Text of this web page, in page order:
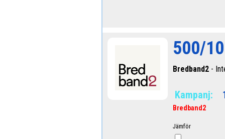
500/
Bredband2 -
Kampanj:
Bredband2
Jämför